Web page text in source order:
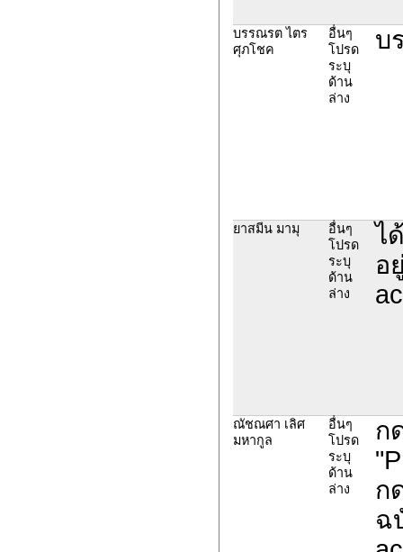
บรรณรต ไตร
ศุภโชค
อื่นๆ
โปรด
ระบุ
ด้าน
ล่าง
บ
ยาสมีน มามุ
อื่นๆ
โปรด
ระบุ
ด้าน
ล่าง
ไ
อ
ณัชณศา เลิศ
มหากูล
อื่นๆ
โปรด
ระบุ
ด้าน
ล่าง
ก
ก
ฉ